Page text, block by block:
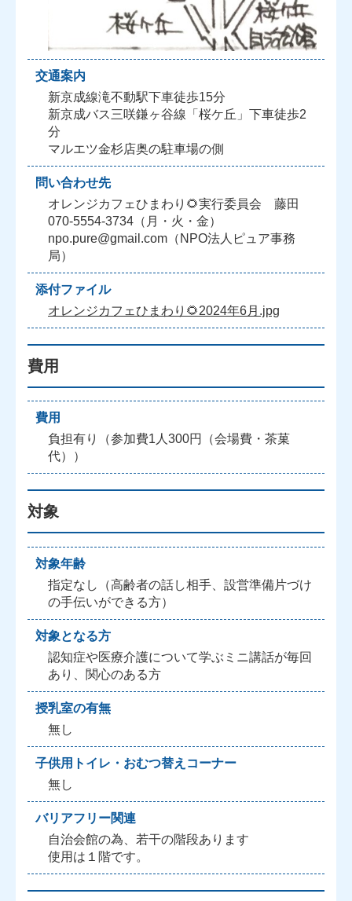
交通案内
新京成線滝不動駅下車徒歩15分
新京成バス三咲鎌ヶ谷線「桜ケ丘」下車徒歩2
分
マルエツ金杉店奥の駐車場の側
問い合わせ先
オレンジカフェひまわり🌻実行委員会 藤田
070-5554-3734（月・火・金）
npo.pure@gmail.com（NPO法人ピュア事務
局）
添付ファイル
オレンジカフェひまわり🌻2024年6月.jpg
費用
費用
負担有り（参加費1人300円（会場費・茶菓
代））
対象
対象年齢
指定なし（高齢者の話し相手、設営準備片づけ
の手伝いができる方）
対象となる方
認知症や医療介護について学ぶミニ講話が毎回
あり、関心のある方
授乳室の有無
無し
子供用トイレ・おむつ替えコーナー
無し
バリアフリー関連
自治会館の為、若干の階段あります
使用は１階です。